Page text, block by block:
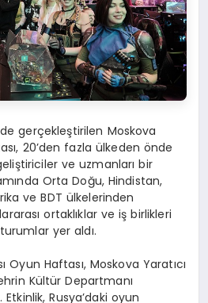
gerçekleştirilen Moskova
20’den fazla ülkeden önde
ve uzmanları bir
Orta Doğu, Hindistan,
ve BDT ülkelerinden
ortaklıklar ve iş birlikleri
yer aldı.
Oyun Haftası, Moskova Yaratıcı
Kültür Departmanı
Rusya’daki oyun